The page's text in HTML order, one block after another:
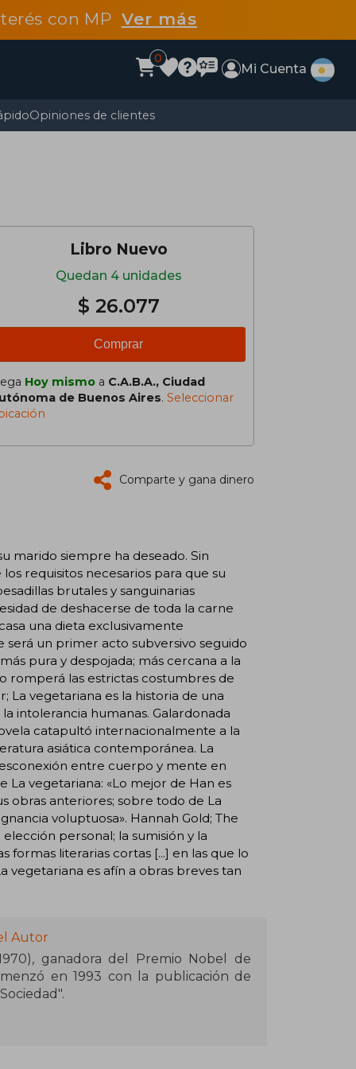
con MP Ver más
0
Mi Cuenta
Opiniones de clientes
Libro Nuevo
Quedan 4 unidades
$ 26.077
Comprar
Hoy mismo a C.A.B.A., Ciudad
de Buenos Aires. Seleccionar
Comparte y gana dinero
marido siempre ha deseado. Sin
requisitos necesarios para que su
brutales y sanguinarias
de deshacerse de toda la carne
una dieta exclusivamente
un primer acto subversivo seguido
pura y despojada; más cercana a la
romperá las estrictas costumbres de
La vegetariana es la historia de una
intolerancia humanas. Galardonada
catapultó internacionalmente a la
asiática contemporánea. La
entre cuerpo y mente en
La vegetariana: «Lo mejor de Han es
obras anteriores; sobre todo de La
voluptuosa». Hannah Gold; The
personal; la sumisión y la
formas literarias cortas [...] en las que lo
vegetariana es afín a obras breves tan
Autor
ganadora del Premio Nobel de
en 1993 con la publicación de
de Primavera de Seoul Shinmun